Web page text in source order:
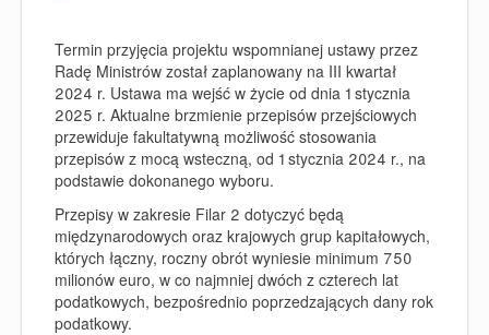
Termin przyjęcia projektu wspomnianej ustawy przez
Radę Ministrów został zaplanowany na III kwartał
2024 r. Ustawa ma wejść w życie od dnia 1 stycznia
2025 r. Aktualne brzmienie przepisów przejściowych
przewiduje fakultatywną możliwość stosowania
przepisów z mocą wsteczną, od 1 stycznia 2024 r., na
podstawie dokonanego wyboru.
Przepisy w zakresie Filar 2 dotyczyć będą
międzynarodowych oraz krajowych grup kapitałowych,
których łączny, roczny obrót wyniesie minimum 750
milionów euro, w co najmniej dwóch z czterech lat
podatkowych, bezpośrednio poprzedzających dany rok
podatkowy.